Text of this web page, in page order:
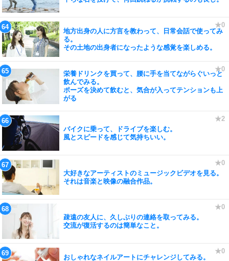
地方出身の人に方言を教わって、日常会話で使ってみ
る。
その土地の出身者になったような感覚を楽しめる。
栄養ドリンクを買って、腰に手を当てながらぐいっと
飲んでみる。
ポーズを決めて飲むと、気合が入ってテンションも上
がる
バイクに乗って、ドライブを楽しむ。
風とスピードを感じて気持ちいい。
大好きなアーティストのミュージックビデオを見る。
それは音楽と映像の融合作品。
疎遠の友人に、久しぶりの連絡を取ってみる。
交流が復活するのは簡単なこと。
おしゃれなネイルアートにチャレンジしてみる。